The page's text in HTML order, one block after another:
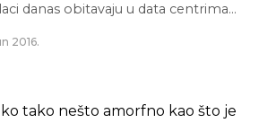
danas obitavaju u data centrima…
2016.
tako nešto amorfno kao što je